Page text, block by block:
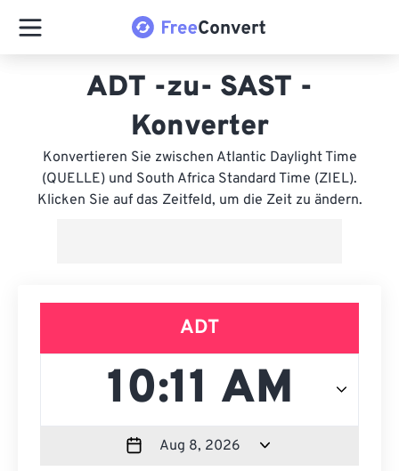
ADT -zu- SAST -
Konverter
Konvertieren Sie zwischen Atlantic Daylight Time
(QUELLE) und South Africa Standard Time (ZIEL).
Klicken Sie auf das Zeitfeld, um die Zeit zu ändern.
ADT